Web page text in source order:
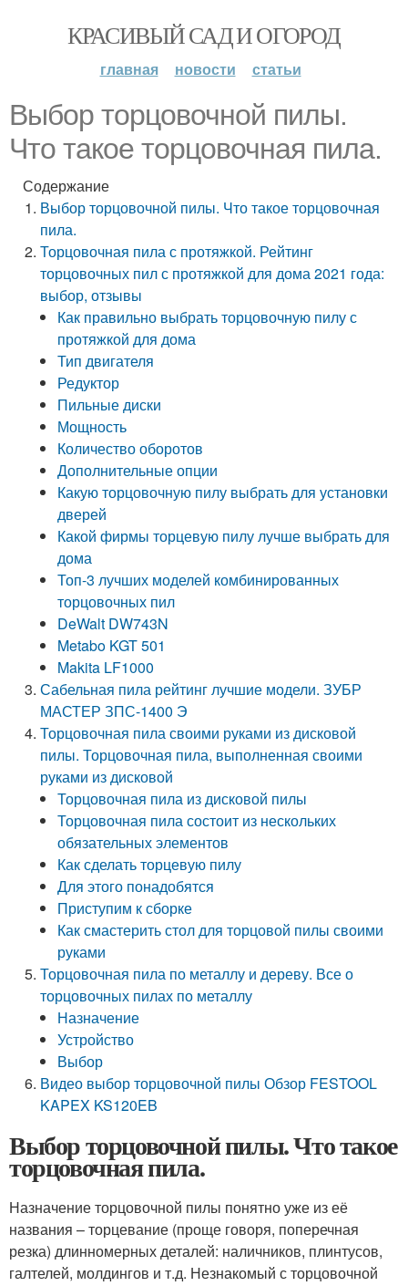
КРАСИВЫЙ САД И ОГОРОД
главная новости статьи
Выбор торцовочной пилы.
Что такое торцовочная пила.
Содержание
Выбор торцовочной пилы. Что такое торцовочная
пила.
Торцовочная пила с протяжкой. Рейтинг
торцовочных пил с протяжкой для дома 2021 года:
выбор, отзывы
Как правильно выбрать торцовочную пилу с
протяжкой для дома
Тип двигателя
Редуктор
Пильные диски
Мощность
Количество оборотов
Дополнительные опции
Какую торцовочную пилу выбрать для установки
дверей
Какой фирмы торцевую пилу лучше выбрать для
дома
Топ-3 лучших моделей комбинированных
торцовочных пил
DeWalt DW743N
Metabo KGT 501
Makita LF1000
Сабельная пила рейтинг лучшие модели. ЗУБР
МАСТЕР ЗПС-1400 Э
Торцовочная пила своими руками из дисковой
пилы. Торцовочная пила, выполненная своими
руками из дисковой
Торцовочная пила из дисковой пилы
Торцовочная пила состоит из нескольких
обязательных элементов
Как сделать торцевую пилу
Для этого понадобятся
Приступим к сборке
Как смастерить стол для торцовой пилы своими
руками
Торцовочная пила по металлу и дереву. Все о
торцовочных пилах по металлу
Назначение
Устройство
Выбор
Видео выбор торцовочной пилы Обзор FESTOOL
KAPEX KS120EB
Выбор торцовочной пилы. Что такое
торцовочная пила.
Назначение торцовочной пилы понятно уже из её
названия – торцевание (проще говоря, поперечная
резка) длинномерных деталей: наличников, плинтусов,
галтелей, молдингов и т.д. Незнакомый с торцовочной